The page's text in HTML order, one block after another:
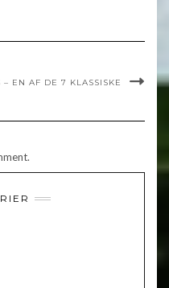
– EN AF DE 7 KLASSISKE